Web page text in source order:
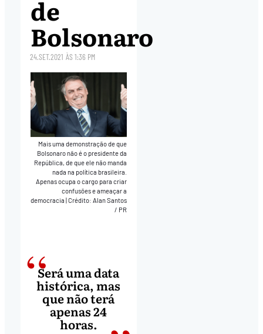
de
Bolsonaro
24.SET.2021 ÀS1:36 PM
Mais uma demonstração de que
Bolsonaro não é o presidente da
República, de que ele não manda
nada na política brasileira.
Apenas ocupa o cargo para criar
confusões e ameaçar a
democracia |Crédito: Alan Santos
/ PR
Será uma data
histórica, mas
que não terá
apenas 24
horas.